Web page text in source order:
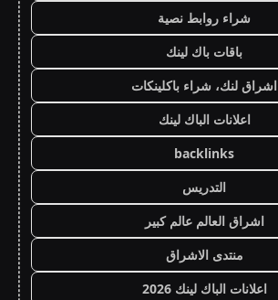
شراء روابط نصية
باقات باك لينك
اشراق لنك، شراء باكلينكات
اعلانات الباك لينك
backlinks
التدريس
اشراق العالم عالم كبير
منتدى الاشراق
اعلانات الباك لينك 2026